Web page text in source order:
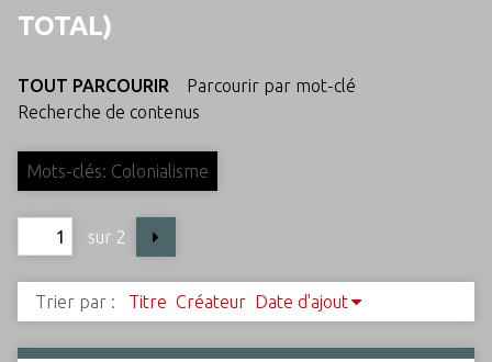
TOTAL)
TOUT PARCOURIR
Parcourir par mot-clé
Recherche de contenus
Mots-clés: Colonialisme
sur 2
Trier par : Titre Créateur Date d'ajout